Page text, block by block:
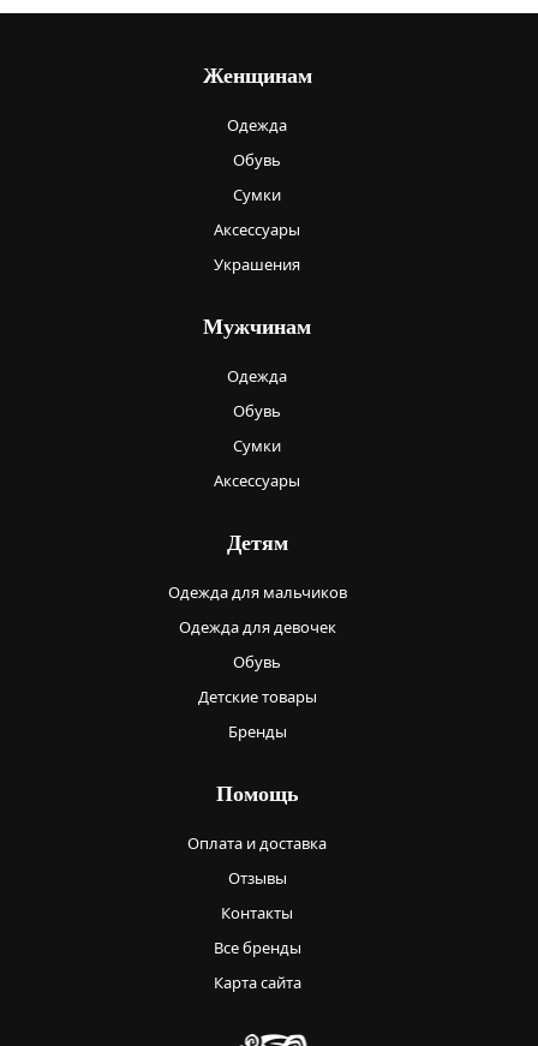
Женщинам
Одежда
Обувь
Сумки
Аксессуары
Украшения
Мужчинам
Одежда
Обувь
Сумки
Аксессуары
Детям
Одежда для мальчиков
Одежда для девочек
Обувь
Детские товары
Бренды
Помощь
Оплата и доставка
Отзывы
Контакты
Все бренды
Карта сайта